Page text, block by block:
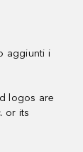
aggiunti i
logos are
or its